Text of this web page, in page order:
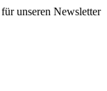
unseren Newsletter